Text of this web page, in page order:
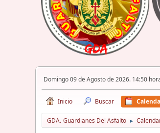
Domingo 09 de Agosto de 2026. 14:50
Inicio Buscar
GDA.-Guardianes Del Asfalto ►